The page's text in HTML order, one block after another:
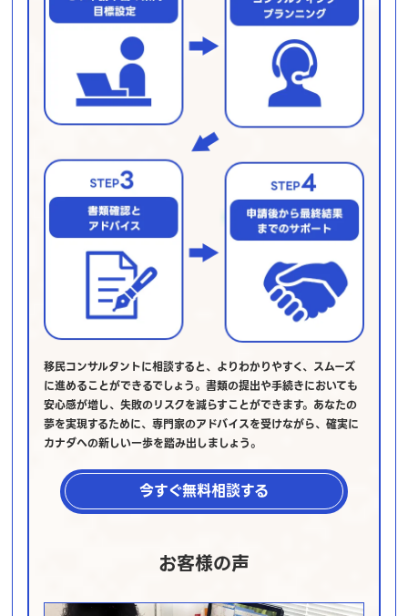
移民コンサルタントに相談すると、よりわかりやすく、スムーズ
に進めることができるでしょう。書類の提出や手続きにおいても
安心感が増し、失敗のリスクを減らすことができます。あなたの
夢を実現するために、専門家のアドバイスを受けながら、確実に
カナダへの新しい一歩を踏み出しましょう。
今すぐ無料相談する
お客様の声